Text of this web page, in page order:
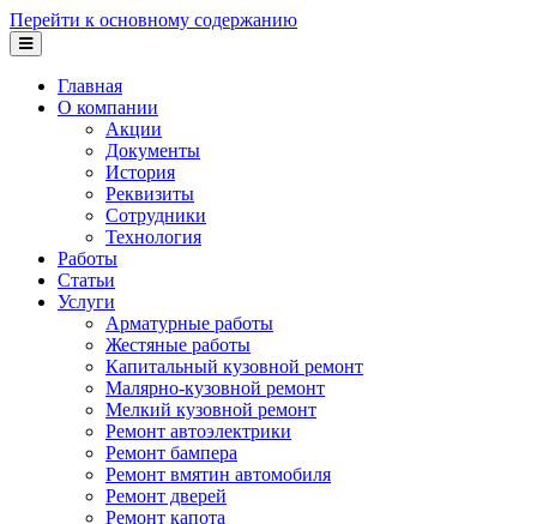
Перейти к основному содержанию
Главная
О компании
Акции
Документы
История
Реквизиты
Сотрудники
Технология
Работы
Статьи
Услуги
Арматурные работы
Жестяные работы
Капитальный кузовной ремонт
Малярно-кузовной ремонт
Мелкий кузовной ремонт
Ремонт автоэлектрики
Ремонт бампера
Ремонт вмятин автомобиля
Ремонт дверей
Ремонт капота